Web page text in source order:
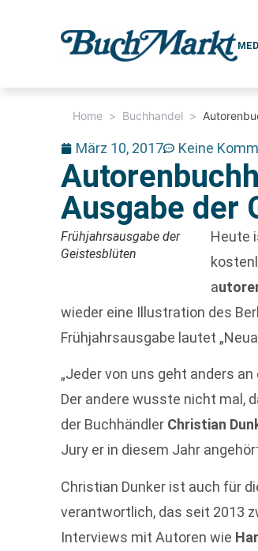
Home > Buchhandel >
März 10, 2017 Keine
Ausgabe der
Frühjahrsausgabe der
Geistesblüten
Heute
a
wieder eine Illustration des
Frühjahrsausgabe lautet
„Jeder von uns geht anders
Der andere wusste nicht mal,
der Buchhändler Christian
Jury er in diesem Jahr
Christian Dunker ist auch für
verantwortlich, das seit 2013
Interviews mit Autoren wie